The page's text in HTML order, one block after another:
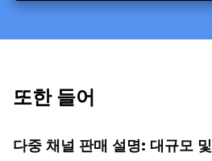
또한 들어
다중 채널 판매 설명: 대규모